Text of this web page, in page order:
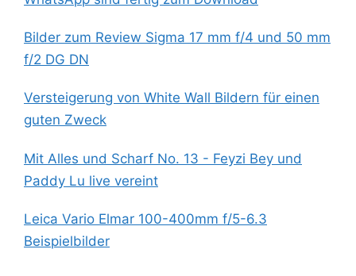
Bilder zum Review Sigma 17 mm f/4 und 50 mm
f/2 DG DN
Versteigerung von White Wall Bildern für einen
guten Zweck
Mit Alles und Scharf No. 13 - Feyzi Bey und
Paddy Lu live vereint
Leica Vario Elmar 100-400mm f/5-6.3
Beispielbilder